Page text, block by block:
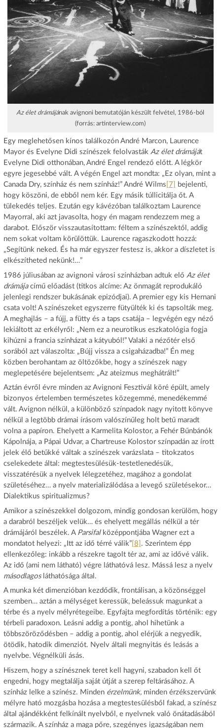
Az élet drámájának avignoni bemutatóján készült felvétel, 1986-ból
(forrás: artinterview.com)
Egy meglehetősen kínos találkozón André Marcon, Laurence
Mayor és Evelyne Didi színészek felolvasták Az élet drámáját
Evelyne Didi otthonában, André Engel rendező előtt. A légkör
egyre jegesebbé vált. A végén Engel azt mondta: „Ez olyan, mint a
Canada Dry, színház és nem színház!” André Wilms [7]
bejelenti,
hogy köszöni, de ebből nem kér. Egy másik túllicitálja őt. A
tülekedés teljes. Ezután egy kávézóban találkoztam Laurence
Mayorral, aki azt javasolta, hogy én magam rendezzem meg a
darabot. Először visszautasítottam: féltem a színészektől, addig
nem sokat voltam körülöttük. Laurence ragaszkodott hozzá:
„Segítünk neked. És ha már egyszer festesz is, akkor a díszletet is
elkészítheted nekünk!…”
1986 júliusában az avignoni városi színházban adtuk elő Az élet
drámájacímű előadást (titkos alcíme: Az önmagát reprodukáló
jelenlegi rendszer bukásának epizódjai). A premier egy kis Hernani
csata volt! A színészeket egyszerre fütyülték ki és tapsolták meg.
A meghajlás – a fújj, a fütty és a taps csatája – legvégén egy néző
lekiáltott az erkélyről: „Nem ez a neurotikus eszkatológia fogja
kihúzni a francia színházat a kátyuból!” Valaki a nézőtér első
sorából azt válaszolta: „Bújj vissza a csigaházadba!” Én meg
közben berohantam az öltözőkbe, hogy a színészek nagy
meglepetésére bejelentsem: „Az ateizmus meghátrált!”
Aztán évről évre minden az Avignoni Fesztivál köré épült, amely
bizonyos értelemben természetes közegemmé, menedékemmé
vált. Avignon nélkül, a különböző színpadok nagy nyitott könyve
nélkül a legtöbb drámai írásom valószínűleg holt betű maradt
volna a papíron. Ehelyett a Karmelita Kolostor, a Fehér Bűnbánók
Kápolnája, a Pápai Udvar, a Chartreuse Kolostor színpadán az írott
jelek élő betűkké váltak a színészek varázslata – titokzatos
cselekedete által: megtestesülésük-testetlenedésük,
visszatérésük a nyelvek lélegzetéhez, magához a gondolat
születéséhez… a nyelv materializálódása a levegő születésekor…
Dialektikus spiritualizmus?
Amikor a színészekkel dolgozom, mindig gondosan kerülöm, hogy
a darabról beszéljek velük… és ehelyett megállás nélkül a tér
drámájáról beszélek. A Parsifalközéppontjába Wagner ezt a
mondatot helyezi: „Itt az idő térré válik”[8] . Szerintem épp
ellenkezőleg: inkább a részekre tagolt tér az, ami az idővé válik.
Az idő (ami nem látható) végre láthatóvá lesz. Mássá lesz a nyelv
másodlagosláthatósága által.
A munka két dimenzióban kezdődik, frontálisan, a közönséggel
szemben… aztán a mélységet keressük, beleássuk magunkat a
térbe és a nyelv mélyrétegeibe. Egyfajta megfordítás történik: egy
térbeli paradoxon. Leásni addig a pontig, ahol hihetünk a
többszöröződésben – addig a pontig, ahol elérjük a negyedik,
ötödik, hatodik dimenziót. Nyelv általi megnyitás és leásás a
nyelvbe. Végnélküli ásás.
Hiszem, hogy a színésznek teret kell hagyni, szabadon kell őt
engedni, hogy megtalálja saját útját a szerep feltárásához. A
színház lelke a színész. Minden érzelmünk,minden érzékszervünk
mélyre ható mozgásba hozása a megtestesülésből fakad, a színész
által ajándékként felkínált nyelvből, e nyelvnek való önátadásából
származik. A színház a maga pőre, szegényes igazságában nem